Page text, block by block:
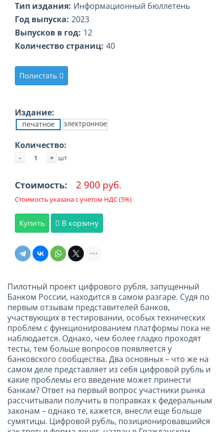
Тип издания: Информационный бюллетень
Год выпуска: 2023
Выпусков в год: 12
Количество страниц: 40
Полистать
Издание:
печатное злектронное
Количество:
- + шт
Стоимость: 2 900 руб.
Стоимость указана с учетом НДС (5%)
Купить В корзину
Пилотный проект цифрового рубля, запущенный
Банком России, находится в самом разгаре. Судя по
первым отзывам представителей банков,
участвующих в тестировании, особых технических
проблем с функционированием платформы пока не
наблюдается. Однако, чем более гладко проходят
тесты, тем больше вопросов появляется у
банковского сообщества. Два основных – что же на
самом деле представляет из себя цифровой рубль и
какие проблемы его введение может принести
банкам? Ответ на первый вопрос участники рынка
рассчитывали получить в поправках к федеральным
законам – однако те, кажется, внесли еще больше
сумятицы. Цифровой рубль, позиционировавшийся